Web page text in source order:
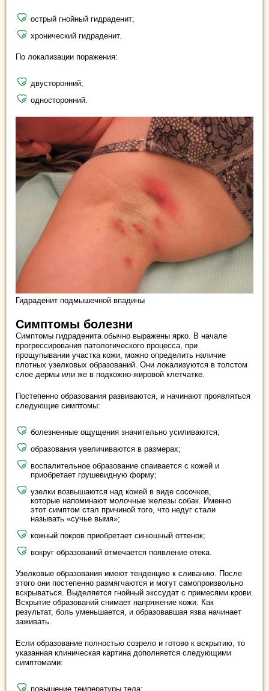
острый гнойный гидраденит;
хронический гидраденит.
По локализации поражения:
двусторонний;
односторонний.
Гидраденит подмышечной впадины
Симптомы болезни
Симптомы гидраденита обычно выражены ярко. В начале
прогрессирования патологического процесса, при
прощупывании участка кожи, можно определить наличие
плотных узелковых образований. Они локализуются в толстом
слое дермы или же в подкожно-жировой клетчатке.
Постепенно образования развиваются, и начинают проявляться
следующие симптомы:
болезненные ощущения значительно усиливаются;
образования увеличиваются в размерах;
воспалительное образование спаивается с кожей и
приобретает грушевидную форму;
узелки возвышаются над кожей в виде сосочков,
которые напоминают молочные железы собак. Именно
этот симптом стал причиной того, что недуг стали
называть «сучье вымя»;
кожный покров приобретает синюшный оттенок;
вокруг образований отмечается появление отека.
Узелковые образования имеют тенденцию к сливанию. После
этого они постепенно размягчаются и могут самопроизвольно
вскрываться. Выделяется гнойный экссудат с примесями крови.
Вскрытие образований снимает напряжение кожи. Как
результат, боль уменьшается, и образовавшая язва начинает
заживать.
Если образование полностью созрело и готово к вскрытию, то
указанная клиническая картина дополняется следующими
симптомами:
повышение температуры тела;